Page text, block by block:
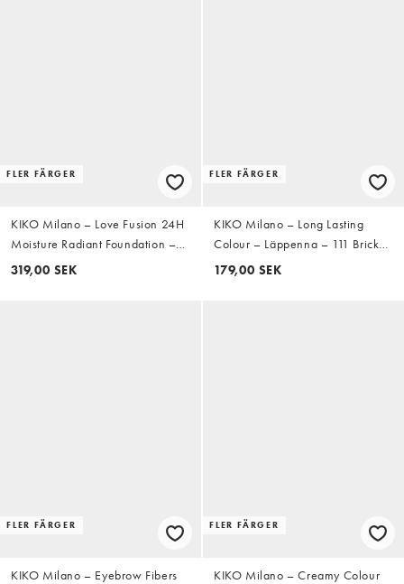
FLER FÄRGER
KIKO Milano – Love Fusion 24H
Moisture Radiant Foundation –
Foundation
319,00 SEK
FLER FÄRGER
KIKO Milano – Long Lasting
Colour – Läppenna – 111 Brick
Red
179,00 SEK
FLER FÄRGER
KIKO Milano – Eyebrow Fibers
FLER FÄRGER
KIKO Milano – Creamy Colour